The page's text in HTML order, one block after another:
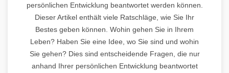
persönlichen Entwicklung beantwortet werden können.
Dieser Artikel enthält viele Ratschläge, wie Sie Ihr
Bestes geben können. Wohin gehen Sie in Ihrem
Leben? Haben Sie eine Idee, wo Sie sind und wohin
Sie gehen? Dies sind entscheidende Fragen, die nur
anhand Ihrer persönlichen Entwicklung beantwortet